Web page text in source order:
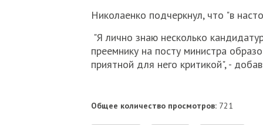
Николаенко подчеркнул, что "в
"Я лично знаю несколько
преемнику на посту министра
приятной для него критикой", -
Общее количество просмотров: 721